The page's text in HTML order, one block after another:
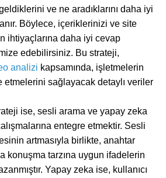
ve ne aradıklarını daha iyi
Böylece, içeriklerinizi ve site
ihtiyaçlarına daha iyi cevap
edebilirsiniz. Bu strateji,
analizi kapsamında, işletmelerin
etmelerini sağlayacak detaylı veriler
ise, sesli arama ve yapay zeka
entegre etmektir. Sesli
artmasıyla birlikte, anahtar
konuşma tarzına uygun ifadelerin
Yapay zeka ise, kullanıcı